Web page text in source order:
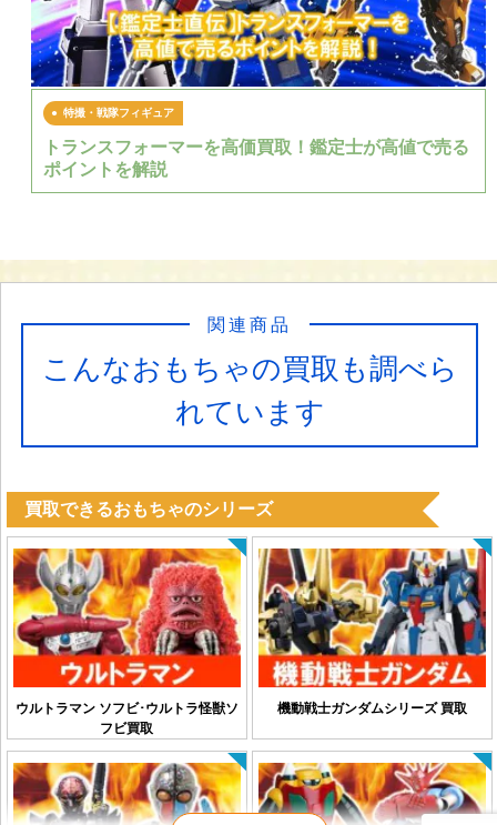
特撮・戦隊フィギュア
トランスフォーマーを高価買取！鑑定士が高値で売る
ポイントを解説
こんなおもちゃの買取も調べら
れています
関連商品
買取できるおもちゃのシリーズ
ウルトラマン ソフビ･ウルトラ怪獣ソ
フビ買取
機動戦士ガンダムシリーズ 買取